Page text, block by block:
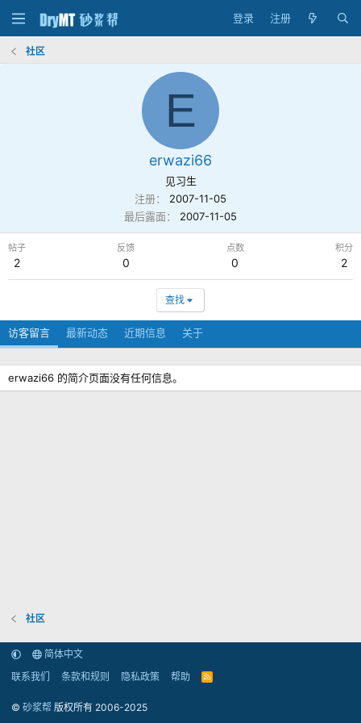
登录 注册
社区
E
erwazi66
见习生
注册
2007-11-05
最后露面
2007-11-05
帖子
2
反馈
0
点数
0
积分
2
查找
访客留言 最新动态 近期信息 关于
erwazi66 的简介页面没有任何信息。
社区
简体中文
联系我们
条款和规则 隐私政策 帮助
R
© 砂浆帮 版权所有 2006-2025